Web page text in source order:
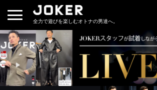
全力で遊びを楽しむオトナの男達へ。